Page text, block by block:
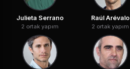
Julieta Serrano
2 ortak yapım
Raúl Arévalo
2 ortak yapım